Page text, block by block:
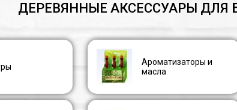
ДЕРЕВЯННЫЕ АКСЕССУАРЫ ДЛЯ
Ароматизаторы и
масла